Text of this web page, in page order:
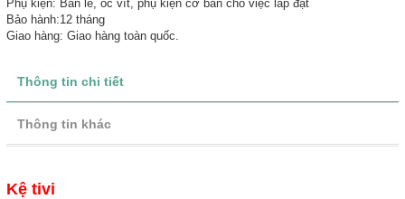
Phụ kiện: Bản lề, ốc vít, phụ kiện cơ bản cho việc lắp đặt
Bảo hành:12 tháng
Giao hàng: Giao hàng toàn quốc.
Thông tin chi tiết
Thông tin khác
Kệ tivi